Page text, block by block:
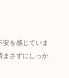
を感じていま
まさずにしっか